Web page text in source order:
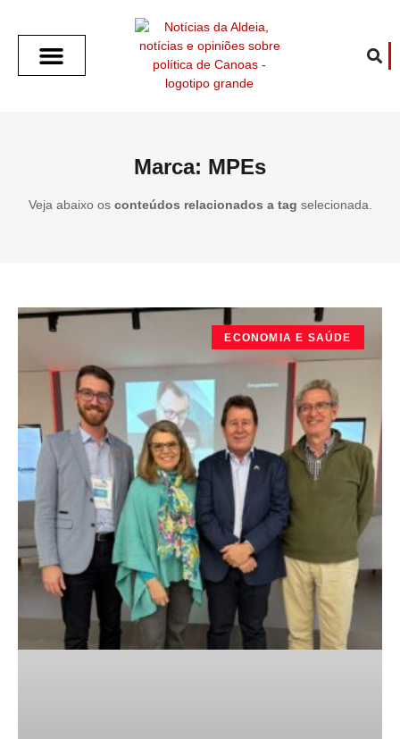
Marca: MPEs
Veja abaixo os conteúdos relacionados a tag selecionada.
ECONOMIA E SAÚDE